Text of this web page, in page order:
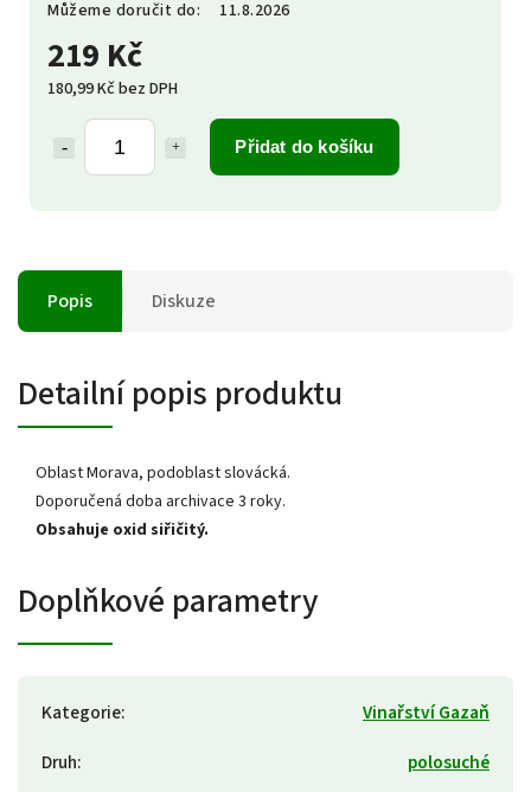
219 Kč
180,99 Kč bez DPH
Přidat do košíku
Můžeme doručit do: 11.8.2026
Popis Diskuze
Detailní popis produktu
Oblast Morava, podoblast slovácká.
Doporučená doba archivace 3 roky.
Obsahuje oxid siřičitý.
Doplňkové parametry
Kategorie:
Vinařství Gazaň
Druh: polosuché